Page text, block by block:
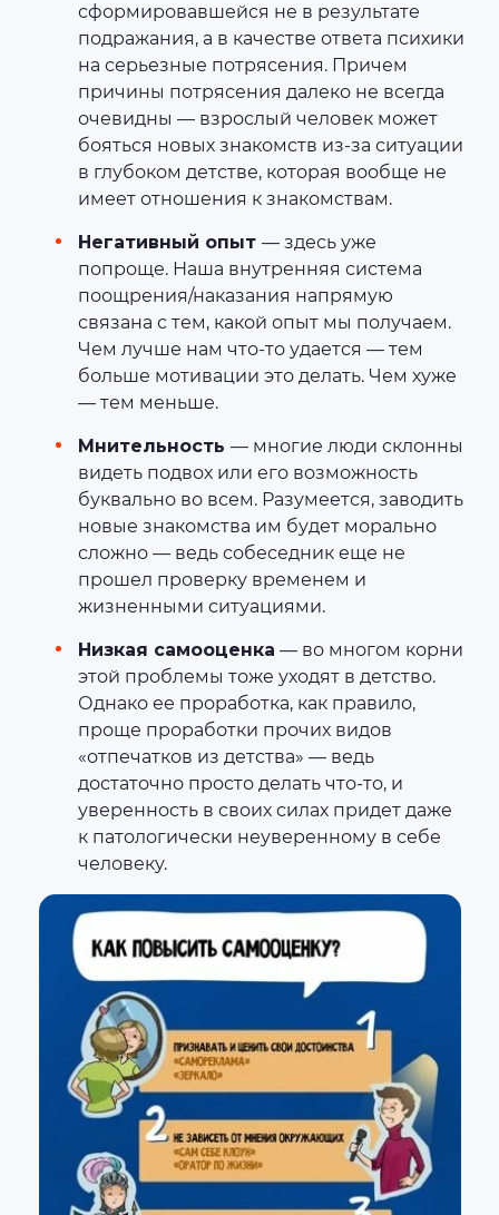
сформировавшейся не в результате
подражания, а в качестве ответа психики
на серьезные потрясения. Причем
причины потрясения далеко не всегда
очевидны — взрослый человек может
бояться новых знакомств из-за ситуации
в глубоком детстве, которая вообще не
имеет отношения к знакомствам.
Негативный опыт — здесь уже
попроще. Наша внутренняя система
поощрения/наказания напрямую
связана с тем, какой опыт мы получаем.
Чем лучше нам что-то удается — тем
больше мотивации это делать. Чем хуже
— тем меньше.
Мнительность — многие люди склонны
видеть подвох или его возможность
буквально во всем. Разумеется, заводить
новые знакомства им будет морально
сложно — ведь собеседник еще не
прошел проверку временем и
жизненными ситуациями.
Низкая самооценка — во многом корни
этой проблемы тоже уходят в детство.
Однако ее проработка, как правило,
проще проработки прочих видов
«отпечатков из детства» — ведь
достаточно просто делать что-то, и
уверенность в своих силах придет даже
к патологически неуверенному в себе
человеку.